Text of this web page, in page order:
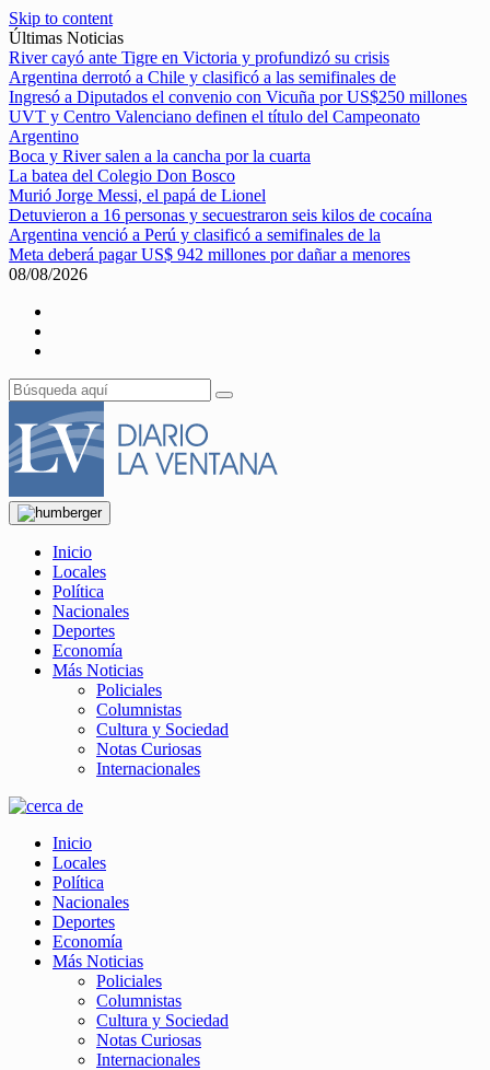
Skip to content
Últimas Noticias
River cayó ante Tigre en Victoria y profundizó su crisis
Argentina derrotó a Chile y clasificó a las semifinales de
Ingresó a Diputados el convenio con Vicuña por US$250 millones
UVT y Centro Valenciano definen el título del Campeonato
Argentino
Boca y River salen a la cancha por la cuarta
La batea del Colegio Don Bosco
Murió Jorge Messi, el papá de Lionel
Detuvieron a 16 personas y secuestraron seis kilos de cocaína
Argentina venció a Perú y clasificó a semifinales de la
Meta deberá pagar US$ 942 millones por dañar a menores
08/08/2026
Inicio
Locales
Política
Nacionales
Deportes
Economía
Más Noticias
Policiales
Columnistas
Cultura y Sociedad
Notas Curiosas
Internacionales
Inicio
Locales
Política
Nacionales
Deportes
Economía
Más Noticias
Policiales
Columnistas
Cultura y Sociedad
Notas Curiosas
Internacionales